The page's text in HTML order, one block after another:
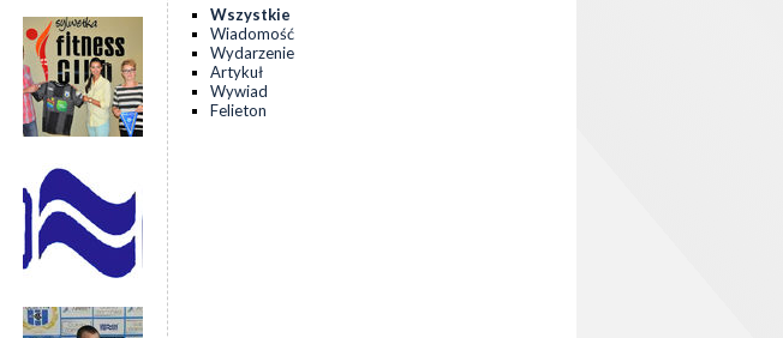
Wszystkie
Wiadomość
Wydarzenie
Artykuł
Wywiad
Felieton